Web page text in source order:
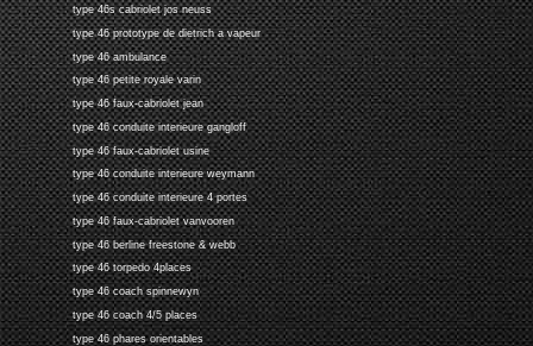
type 46s cabriolet jos neuss
type 46 prototype de dietrich a vapeur
type 46 ambulance
type 46 petite royale varin
type 46 faux-cabriolet jean
type 46 conduite interieure gangloff
type 46 faux-cabriolet usine
type 46 conduite interieure weymann
type 46 conduite interieure 4 portes
type 46 faux-cabriolet vanvooren
type 46 berline freestone & webb
type 46 torpedo 4places
type 46 coach spinnewyn
type 46 coach 4/5 places
type 46 phares orientables